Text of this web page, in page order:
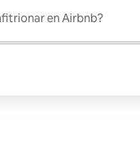
en Airbnb?